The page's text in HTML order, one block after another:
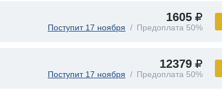
1605
Поступит 17 ноября Предоплата 50%
12379
Поступит 17 ноября Предоплата 50%